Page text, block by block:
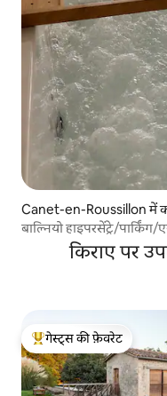
Canet-en-Roussillon में
बाल्नियो हाइपरसेंट्रे/
किराए पर
गेस्ट्स का टॉप फ़ेवरेट
गेस्ट्स की फ़ेवरेट